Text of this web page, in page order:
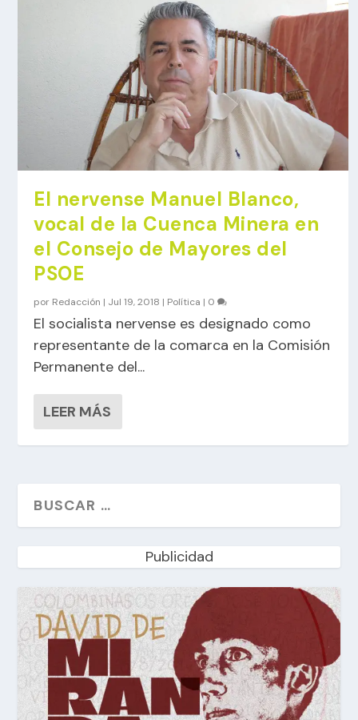
El nervense Manuel Blanco,
vocal de la Cuenca Minera en
el Consejo de Mayores del
PSOE
por Redacción | Jul 19, 2018 | Política | 0
El socialista nervense es designado como
representante de la comarca en la Comisión
Permanente del...
LEER MÁS
Publicidad